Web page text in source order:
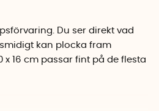
Du ser direkt vad
kan plocka fram
x 16 cm passar fint på de flesta